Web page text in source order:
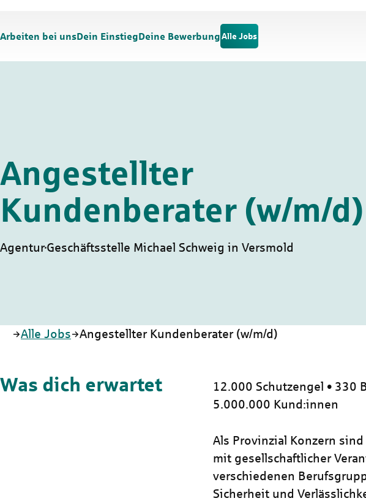
Arbeiten bei unsDein EinstiegDeine Bewerbung Alle Jobs
Angestellter
Kundenberater (w/m/d)
AgenturGeschäftsstelle Michael Schweig in Versmold
Startseite
Alle Jobs Angestellter Kundenberater (w/m/d)
Was dich erwartet
12.000 Schutzengel • 330
5.000.000 Kund:innen
Als Provinzial Konzern
mit gesellschaftlicher
verschiedenen
Sicherheit und